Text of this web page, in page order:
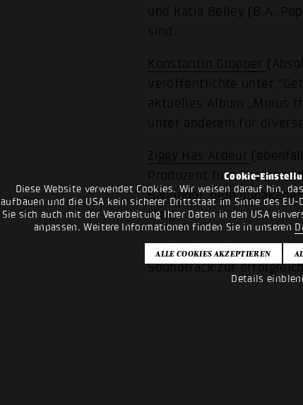
Cookie-
Diese Website verwendet Cookies. Wir weisen darauf hin,
aufbauen und die USA kein sicherer Drittstaat im Sinne des
Sie sich auch mit der Verarbeitung Ihrer Daten in den USA
anpassen. Weitere Informationen finden Sie in unseren
Details
und Katia Belley (B.A.
sind.
Konstantin Gropper
veröffentlichte unter "Get
aktuelles Album „Minus
unter anderem für
Ziggy Has Ardeur
Produzent fürs Theater,
Bandpool, dem
tätig.
Die beiden arbeiteten
Soundtrack zur